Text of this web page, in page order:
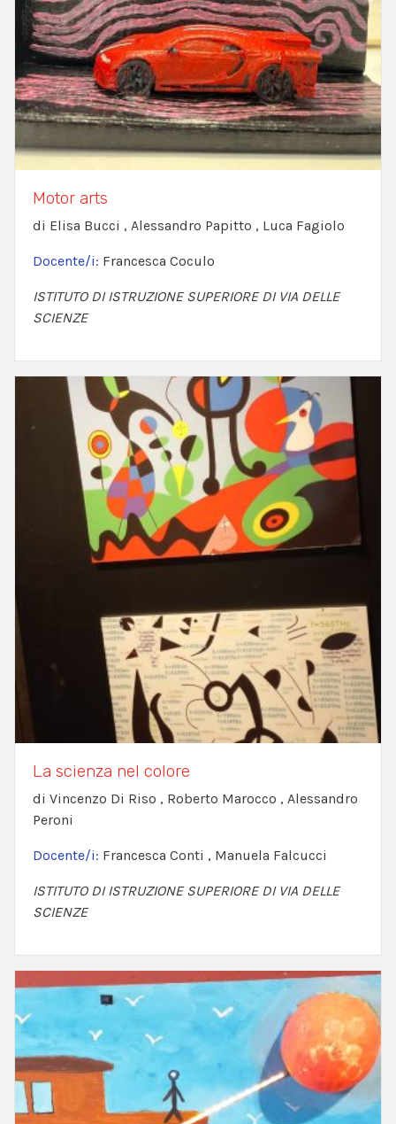
Motor arts
di Elisa Bucci , Alessandro Papitto , Luca Fagiolo
Docente/i: Francesca Coculo
ISTITUTO DI ISTRUZIONE SUPERIORE DI VIA DELLE
SCIENZE
La scienza nel colore
di Vincenzo Di Riso , Roberto Marocco , Alessandro
Peroni
Docente/i: Francesca Conti , Manuela Falcucci
ISTITUTO DI ISTRUZIONE SUPERIORE DI VIA DELLE
SCIENZE